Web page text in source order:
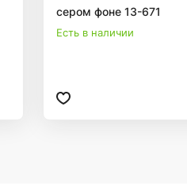
сером фоне 13-671
Есть в наличии